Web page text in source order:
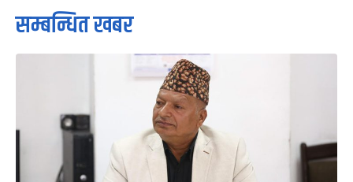
सम्बन्धित खबर